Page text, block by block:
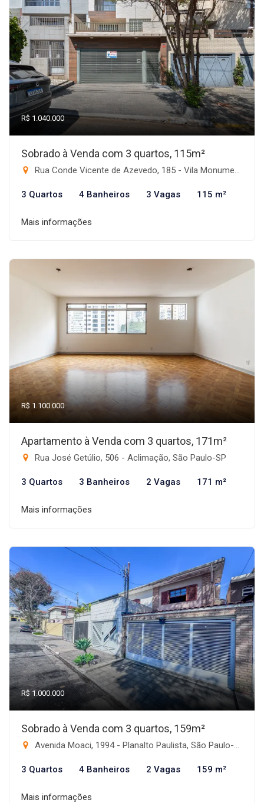
R$ 1.040.000
Sobrado à Venda com 3 quartos, 115m²
Rua Conde Vicente de Azevedo, 185 - Vila Monumento, São Paulo-SP
3 Quartos 4 Banheiros 3 Vagas 115 m²
Mais informações
R$ 1.100.000
Apartamento à Venda com 3 quartos, 171m²
Rua José Getúlio, 506 - Aclimação, São Paulo-SP
3 Quartos 3 Banheiros 2 Vagas 171 m²
Mais informações
R$ 1.000.000
Sobrado à Venda com 3 quartos, 159m²
Avenida Moaci, 1994 - Planalto Paulista, São Paulo-SP
3 Quartos 4 Banheiros 2 Vagas 159 m²
Mais informações